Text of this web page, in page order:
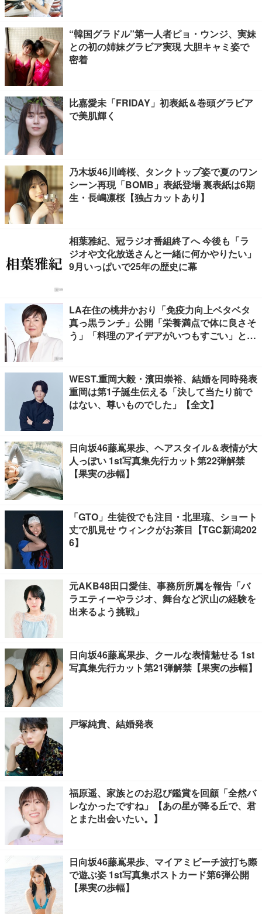
“韓国グラドル”第一人者ピョ・ウンジ、実妹
との初の姉妹グラビア実現 大胆キャミ姿で
密着
比嘉愛未「FRIDAY」初表紙＆巻頭グラビア
で美肌輝く
乃木坂46川崎桜、タンクトップ姿で夏のワン
シーン再現「BOMB」表紙登場 裏表紙は6期
生・長嶋凛桜【独占カットあり】
相葉雅紀、冠ラジオ番組終了へ 今後も「ラ
ジオや文化放送さんと一緒に何かやりたい」
9月いっぱいで25年の歴史に幕
LA在住の桃井かおり「免疫力向上ベタベタ
真っ黒ランチ」公開「栄養満点で体に良さそ
う」「料理のアイデアがいつもすごい」と反
WEST.重岡大毅・濱田崇裕、結婚を同時発表
重岡は第1子誕生伝える「決して当たり前で
はない、尊いものでした」【全文】
日向坂46藤嶌果歩、ヘアスタイル＆表情が大
人っぽい 1st写真集先行カット第22弾解禁
【果実の歩幅】
「GTO」生徒役でも注目・北里琉、ショート
丈で肌見せ ウィンクがお茶目【TGC新潟202
6】
元AKB48田口愛佳、事務所所属を報告「バ
ラエティーやラジオ、舞台など沢山の経験を
出来るよう挑戦」
日向坂46藤嶌果歩、クールな表情魅せる 1st
写真集先行カット第21弾解禁【果実の歩幅】
戸塚純貴、結婚発表
福原遥、家族とのお忍び鑑賞を回顧「全然バ
レなかったですね」【あの星が降る丘で、君
とまた出会いたい。】
日向坂46藤嶌果歩、マイアミビーチ波打ち際
で遊ぶ姿 1st写真集ポストカード第6弾公開
【果実の歩幅】